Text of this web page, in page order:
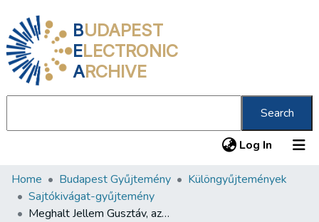
BUDAPEST
ELECTRONIC
ARCHIVE
Search
Log In (current)
Communities & Collections
All of DSpace
Home Budapest Gyűjtemény
Különgyűjtemények
Sajtókivágat-gyűjtemény
Meghalt Jellem Gusztáv, az Athenaeum vezérigazgatója